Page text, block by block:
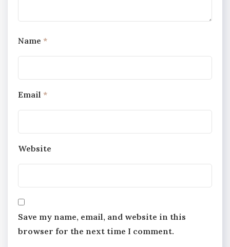
Name *
Email *
Website
Save my name, email, and website in this
browser for the next time I comment.